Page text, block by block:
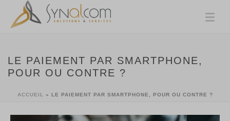
LE PAIEMENT PAR SMARTPHONE,
POUR OU CONTRE ?
ACCUEIL » LE PAIEMENT PAR SMARTPHONE, POUR OU CONTRE ?